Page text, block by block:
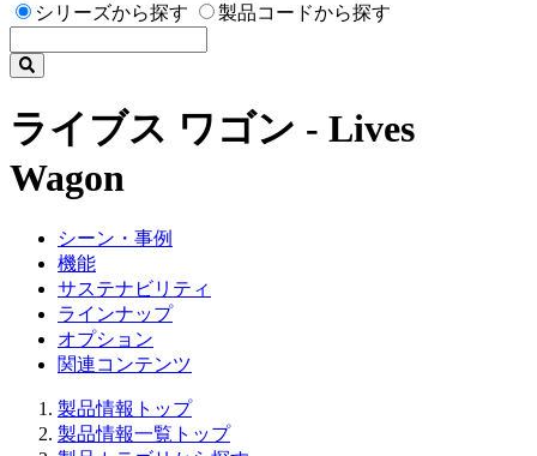
シリーズから探す 製品コードから探す
ライブス ワゴン - Lives
Wagon
シーン・事例
機能
サステナビリティ
ラインナップ
オプション
関連コンテンツ
製品情報トップ
製品情報一覧トップ